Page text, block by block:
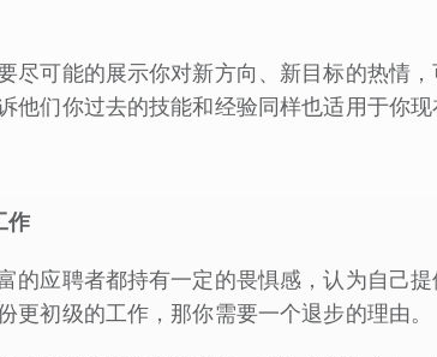
尽可能的展示你对新方向、新目标的热情
他们你过去的技能和经验同样也适用于你现
作
的应聘者都持有一定的畏惧感，认为自己
更初级的工作，那你需要一个退步的理由。